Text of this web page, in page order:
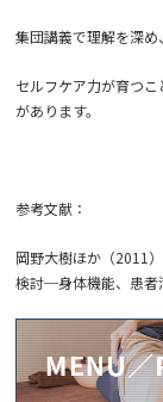
集団講義で理解を深め
セルフケア力が育つ
があります。
参考文献：
岡野大樹ほか（2011
検討─身体機能、患者